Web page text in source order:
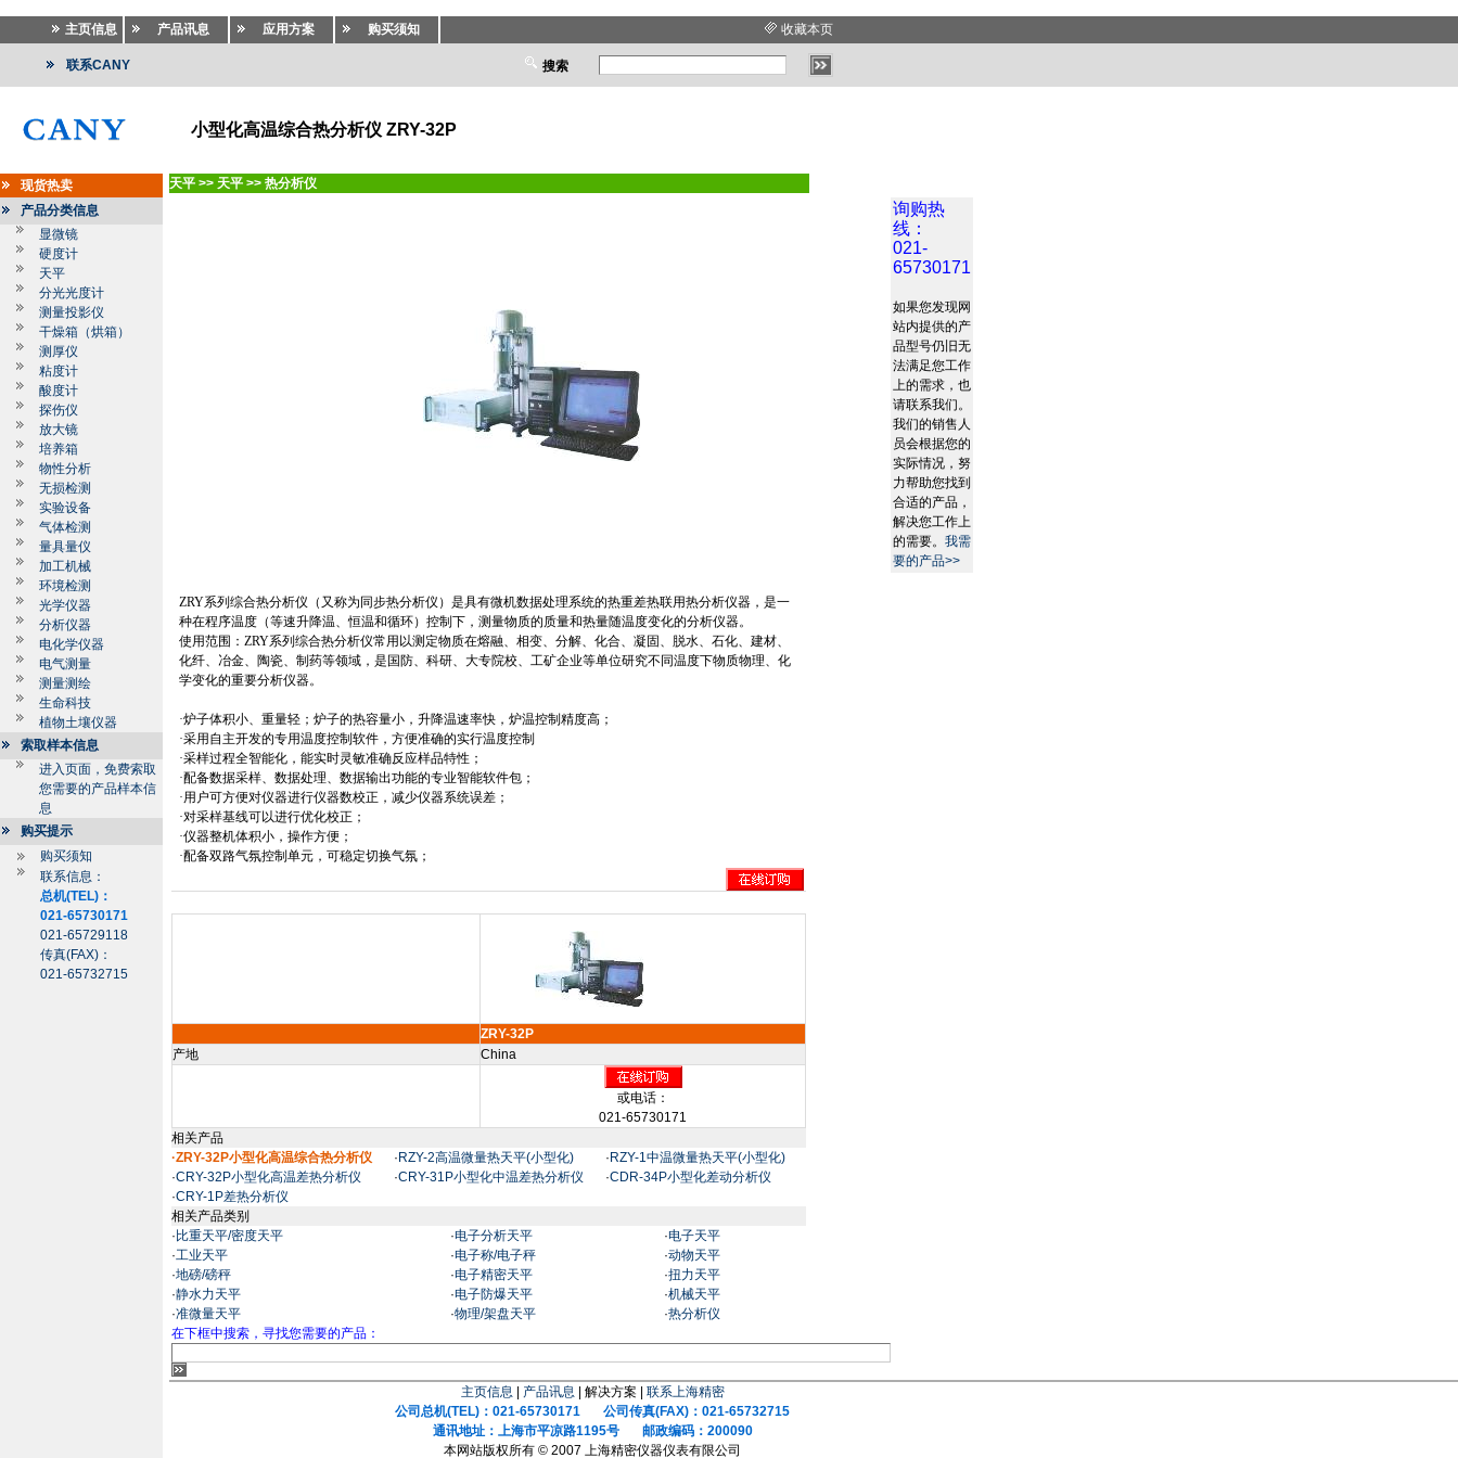
主页信息 产品讯息 应用方案 购买须知 收藏本页
联系CANY 搜索
小型化高温综合热分析仪 ZRY-32P
现货热卖
产品分类信息
显微镜
硬度计
天平
分光光度计
测量投影仪
干燥箱（烘箱）
测厚仪
粘度计
酸度计
探伤仪
放大镜
培养箱
物性分析
无损检测
实验设备
气体检测
量具量仪
加工机械
环境检测
光学仪器
分析仪器
电化学仪器
电气测量
测量测绘
生命科技
植物土壤仪器
索取样本信息
进入页面，免费索取
您需要的产品样本信
息
购买提示
购买须知
联系信息：
总机(TEL)：
021-65730171
021-65729118
传真(FAX)：
021-65732715
天平 >> 天平 >> 热分析仪
询购热
线：
021-
65730171
如果您发现网
站内提供的产
品型号仍旧无
法满足您工作
上的需求，也
请联系我们。
我们的销售人
员会根据您的
实际情况，努
力帮助您找到
合适的产品，
解决您工作上
的需要。 我需
要的产品>>
ZRY系列综合热分析仪（又称为同步热分析仪）是具有微机数据处理系统的热重差热联用热分析仪器，是一
种在程序温度（等速升降温、恒温和循环）控制下，测量物质的质量和热量随温度变化的分析仪器。
使用范围：ZRY系列综合热分析仪常用以测定物质在熔融、相变、分解、化合、凝固、脱水、石化、建材、
化纤、冶金、陶瓷、制药等领域，是国防、科研、大专院校、工矿企业等单位研究不同温度下物质物理、化
学变化的重要分析仪器。
·炉子体积小、重量轻；炉子的热容量小，升降温速率快，炉温控制精度高；
·采用自主开发的专用温度控制软件，方便准确的实行温度控制
·采样过程全智能化，能实时灵敏准确反应样品特性；
·配备数据采样、数据处理、数据输出功能的专业智能软件包；
·用户可方便对仪器进行仪器数校正，减少仪器系统误差；
·对采样基线可以进行优化校正；
·仪器整机体积小，操作方便；
·配备双路气氛控制单元，可稳定切换气氛；
ZRY-32P
产地
China
或电话：
021-65730171
相关产品
·ZRY-32P小型化高温综合热分析仪
· RZY-2高温微量热天平(小型化) · RZY-1中温微量热天平(小型化)
·CRY-32P小型化高温差热分析仪 ·CRY-31P小型化中温差热分析仪 ·CDR-34P小型化差动分析仪
·CRY-1P差热分析仪
相关产品类别
· 比重天平/密度天平 ·电子分析天平 ·电子天平
·工业天平 ·电子称/电子秤 ·动物天平
·地磅/磅秤 ·电子精密天平 ·扭力天平
·静水力天平 ·电子防爆天平 ·机械天平
·准微量天平 ·物理/架盘天平 ·热分析仪
在下框中搜索，寻找您需要的产品：
主页信息 产品讯息 | 解决方案 | 联系上海精密
公司总机(TEL)：021-65730171 公司传真(FAX)：021-65732715
通讯地址：上海市平凉路1195号 邮政编码：200090
本网站版权所有 © 2007 上海精密仪器仪表有限公司